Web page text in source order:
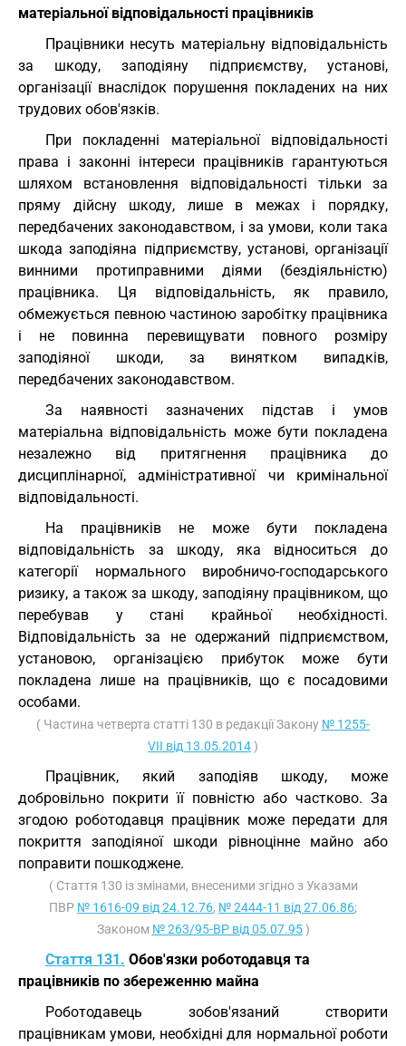
матеріальної відповідальності працівників
Працівники несуть матеріальну відповідальність
за шкоду, заподіяну підприємству, установі,
організації внаслідок порушення покладених на них
трудових обов'язків.
При покладенні матеріальної відповідальності
права і законні інтереси працівників гарантуються
шляхом встановлення відповідальності тільки за
пряму дійсну шкоду, лише в межах і порядку,
передбачених законодавством, і за умови, коли така
шкода заподіяна підприємству, установі, організації
винними протиправними діями (бездіяльністю)
працівника. Ця відповідальність, як правило,
обмежується певною частиною заробітку працівника
і не повинна перевищувати повного розміру
заподіяної шкоди, за винятком випадків,
передбачених законодавством.
За наявності зазначених підстав і умов
матеріальна відповідальність може бути покладена
незалежно від притягнення працівника до
дисциплінарної, адміністративної чи кримінальної
відповідальності.
На працівників не може бути покладена
відповідальність за шкоду, яка відноситься до
категорії нормального виробничо-господарського
ризику, а також за шкоду, заподіяну працівником, що
перебував у стані крайньої необхідності.
Відповідальність за не одержаний підприємством,
установою, організацією прибуток може бути
покладена лише на працівників, що є посадовими
особами.
( Частина четверта статті 130 в редакції Закону № 1255-
VII від 13.05.2014)
Працівник, який заподіяв шкоду, може
добровільно покрити її повністю або частково. За
згодою роботодавця працівник може передати для
покриття заподіяної шкоди рівноцінне майно або
поправити пошкоджене.
( Стаття 130 із змінами, внесеними згідно з Указами
ПВР № 1616-09 від 24.12.76, № 2444-11 від 27.06.86;
Законом № 263/95-ВР від 05.07.95)
Стаття 131. Обов'язки роботодавця та
працівників по збереженню майна
Роботодавець зобов'язаний створити
працівникам умови, необхідні для нормальної роботи